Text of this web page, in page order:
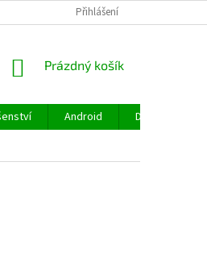
VRÁCENÍ ZBOŽÍ
Přihlášení
NÁKUPNÍ
Prázdný košík
Android
Doprava a